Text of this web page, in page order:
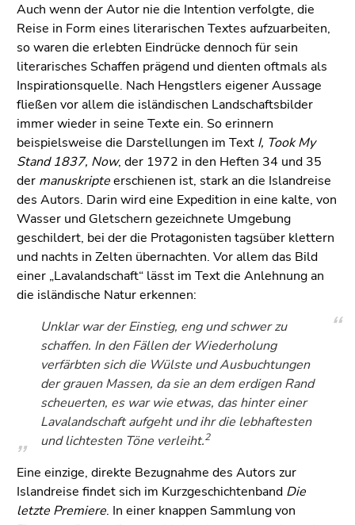
Auch wenn der Autor nie die Intention verfolgte, die
Reise in Form eines literarischen Textes aufzuarbeiten,
so waren die erlebten Eindrücke dennoch für sein
literarisches Schaffen prägend und dienten oftmals als
Inspirationsquelle. Nach Hengstlers eigener Aussage
fließen vor allem die isländischen Landschaftsbilder
immer wieder in seine Texte ein. So erinnern
beispielsweise die Darstellungen im Text I, Took My
Stand 1837, Now, der 1972 in den Heften 34 und 35
der manuskripteerschienen ist, stark an die Islandreise
des Autors. Darin wird eine Expedition in eine kalte, von
Wasser und Gletschern gezeichnete Umgebung
geschildert, bei der die Protagonisten tagsüber klettern
und nachts in Zelten übernachten. Vor allem das Bild
einer „Lavalandschaft“ lässt im Text die Anlehnung an
die isländische Natur erkennen:
Unklar war der Einstieg, eng und schwer zu
schaffen. In den Fällen der Wiederholung
verfärbten sich die Wülste und Ausbuchtungen
der grauen Massen, da sie an dem erdigen Rand
scheuerten, es war wie etwas, das hinter einer
Lavalandschaft aufgeht und ihr die lebhaftesten
und lichtesten Töne verleiht.2
Eine einzige, direkte Bezugnahme des Autors zur
Islandreise findet sich im Kurzgeschichtenband Die
letzte Premiere. In einer knappen Sammlung von